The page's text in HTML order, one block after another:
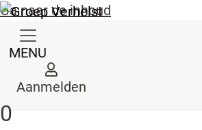
Ga naar de inhoud
MENU
Aanmelden
0